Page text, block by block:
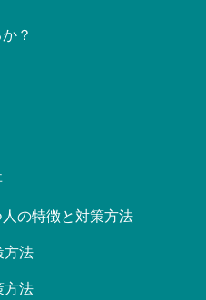
？
の特徴と対策方法
方法
方法